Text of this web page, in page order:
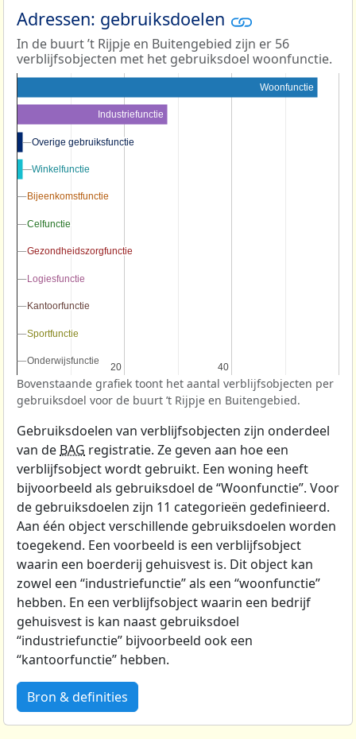
Adressen: gebruiksdoelen
In de buurt ’t Rijpje en Buitengebied zijn er 56
verblijfsobjecten met het gebruiksdoel woonfunctie.
20
20 40
40
Woonfunctie
Industriefunctie
Overige gebruiksfunctie
Overige gebruiksfunctie
Winkelfunctie
Winkelfunctie
Bijeenkomstfunctie
Bijeenkomstfunctie
Celfunctie
Celfunctie
Gezondheidszorgfunctie
Gezondheidszorgfunctie
Logiesfunctie
Logiesfunctie
Kantoorfunctie
Kantoorfunctie
Sportfunctie
Sportfunctie
Onderwijsfunctie
Onderwijsfunctie
Bovenstaande grafiek toont het aantal verblijfsobjecten per
gebruiksdoel voor de buurt ’t Rijpje en Buitengebied.
Gebruiksdoelen van verblijfsobjecten zijn onderdeel
van de BAG registratie. Ze geven aan hoe een
verblijfsobject wordt gebruikt. Een woning heeft
bijvoorbeeld als gebruiksdoel de “Woonfunctie”. Voor
de gebruiksdoelen zijn 11 categorieën gedefinieerd.
Aan één object verschillende gebruiksdoelen worden
toegekend. Een voorbeeld is een verblijfsobject
waarin een boerderij gehuisvest is. Dit object kan
zowel een “industriefunctie” als een “woonfunctie”
hebben. En een verblijfsobject waarin een bedrijf
gehuisvest is kan naast gebruiksdoel
“industriefunctie” bijvoorbeeld ook een
“kantoorfunctie” hebben.
Bron & definities